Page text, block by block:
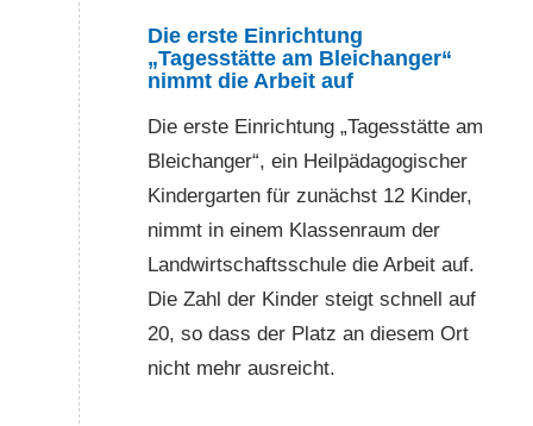
Die erste Einrichtung
„Tagesstätte am Bleichanger“
nimmt die Arbeit auf
Die erste Einrichtung „Tagesstätte am
Bleichanger“, ein Heilpädagogischer
Kindergarten für zunächst 12 Kinder,
nimmt in einem Klassenraum der
Landwirtschaftsschule die Arbeit auf.
Die Zahl der Kinder steigt schnell auf
20, so dass der Platz an diesem Ort
nicht mehr ausreicht.